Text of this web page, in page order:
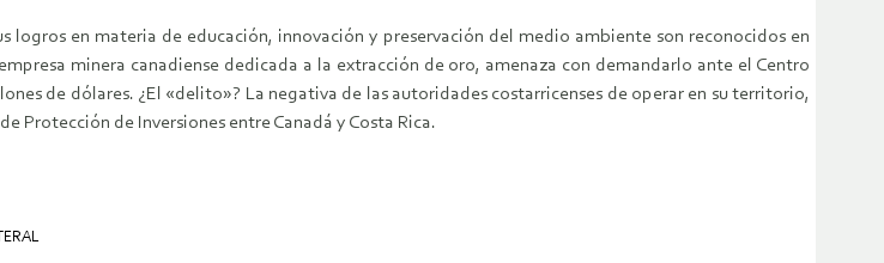
logros en materia de educación, innovación y preservación del medio ambiente son reconocidos en
minera canadiense dedicada a la extracción de oro, amenaza con demandarlo ante el Centro
de dólares. ¿El «delito»? La negativa de las autoridades costarricenses de operar en su territorio,
Protección de Inversiones entre Canadá y Costa Rica.